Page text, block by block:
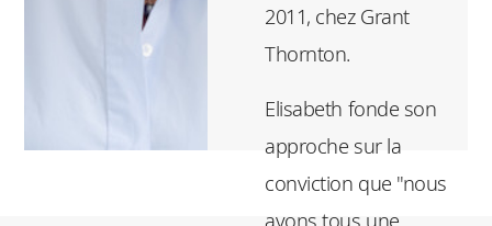
2011, chez Grant
Thornton.
Elisabeth fonde son
approche sur la
conviction que "nous
avons tous une